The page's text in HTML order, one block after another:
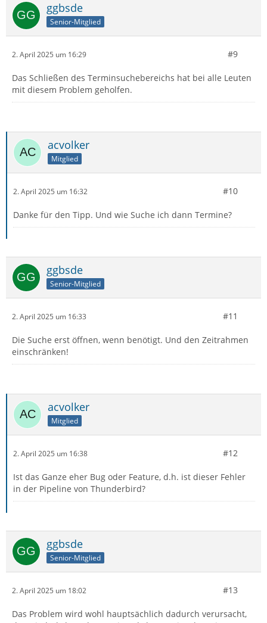
ggbsde
Senior-Mitglied
2. April 2025 um 16:29 #9
Das Schließen des Terminsuchebereichs hat bei alle Leuten
mit diesem Problem geholfen.
acvolker
Mitglied
2. April 2025 um 16:32 #10
Danke für den Tipp. Und wie Suche ich dann Termine?
ggbsde
Senior-Mitglied
2. April 2025 um 16:33 #11
Die Suche erst öffnen, wenn benötigt. Und den Zeitrahmen
einschränken!
acvolker
Mitglied
2. April 2025 um 16:38 #12
Ist das Ganze eher Bug oder Feature, d.h. ist dieser Fehler
in der Pipeline von Thunderbird?
ggbsde
Senior-Mitglied
2. April 2025 um 18:02 #13
Das Problem wird wohl hauptsächlich dadurch verursacht,